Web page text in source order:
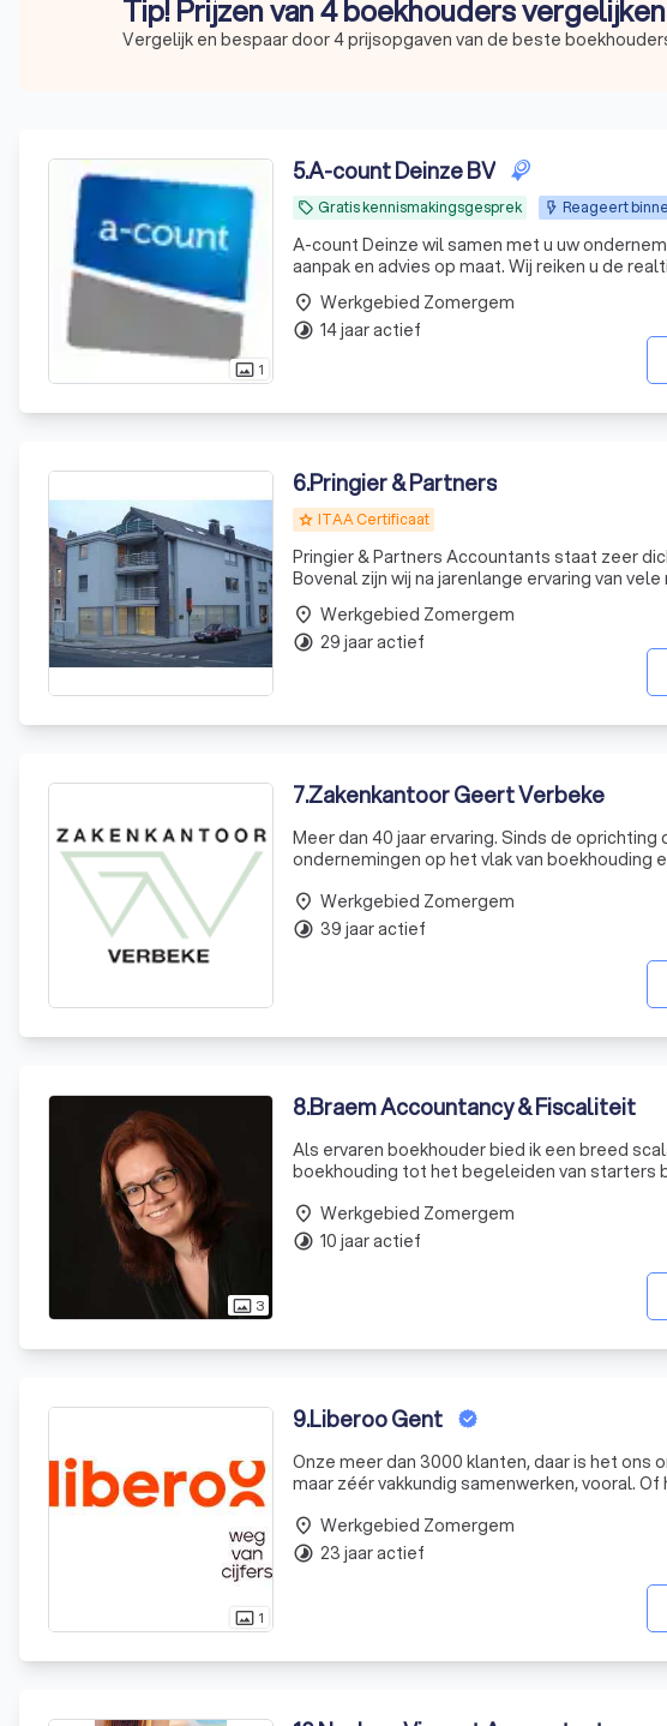
Tip! Prijzen van 4 boekhouders vergelijken
Vergelijk en bespaar door 4 prijsopgaven van de beste
photo_size_select_actual 1
5.A-count Deinze BV
local_offer Gratis kennismakingsgesprek Reageert
A-count Deinze wil samen met u uw
aanpak en advies op maat. Wij reiken u de
gegronde en weldoordachte beslissingen te
toekomstige
place Werkgebied Zomergem
timelapse 14 jaar actief
6.Pringier & Partners
grade ITAA Certificaat
Pringier & Partners Accountants staat zeer
Bovenal zijn wij na jarenlange ervaring van vele markten thuis. Accountancy is
place Werkgebied Zomergem
timelapse 29 jaar actief
7.Zakenkantoor Geert Verbeke
Meer dan 40 jaar ervaring. Sinds de
ondernemingen op het vlak van boekhouding en fiscaliteit. Ons team
place Werkgebied Zomergem
timelapse 39 jaar actief
photo_size_select_actual 3
8.Braem Accountancy & Fiscaliteit
Als ervaren boekhouder bied ik een breed
boekhouding tot het begeleiden van starters
place Werkgebied Zomergem
timelapse 10 jaar actief
photo_size_select_actual 1
9.Liberoo Gent
Onze meer dan 3000 klanten, daar is het ons
maar zéér vakkundig samenwerken, vooral.
Groep Antho
place Werkgebied Zomergem
timelapse 23 jaar actief